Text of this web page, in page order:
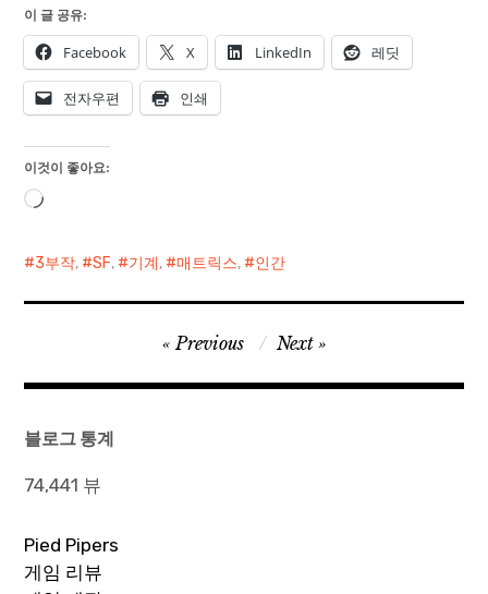
이 글 공유:
Facebook X LinkedIn 레딧
전자우편 인쇄
이것이 좋아요:
로
중...
3부작, SF, 기계, 매트릭스, 인간
탐
Previous Next
블로그 통계
74,441 뷰
Pied Pipers
게임 리뷰